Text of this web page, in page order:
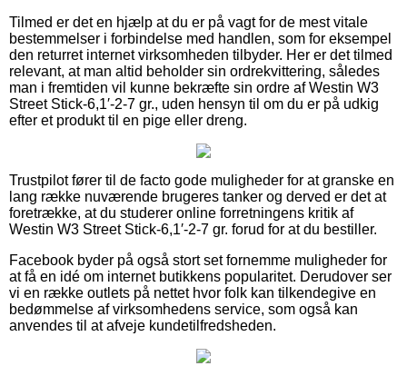
Tilmed er det en hjælp at du er på vagt for de mest vitale
bestemmelser i forbindelse med handlen, som for eksempel
den returret internet virksomheden tilbyder. Her er det tilmed
relevant, at man altid beholder sin ordrekvittering, således
man i fremtiden vil kunne bekræfte sin ordre af Westin W3
Street Stick-6,1′-2-7 gr., uden hensyn til om du er på udkig
efter et produkt til en pige eller dreng.
Trustpilot fører til de facto gode muligheder for at granske en
lang række nuværende brugeres tanker og derved er det at
foretrække, at du studerer online forretningens kritik af
Westin W3 Street Stick-6,1′-2-7 gr. forud for at du bestiller.
Facebook byder på også stort set fornemme muligheder for
at få en idé om internet butikkens popularitet. Derudover ser
vi en række outlets på nettet hvor folk kan tilkendegive en
bedømmelse af virksomhedens service, som også kan
anvendes til at afveje kundetilfredsheden.